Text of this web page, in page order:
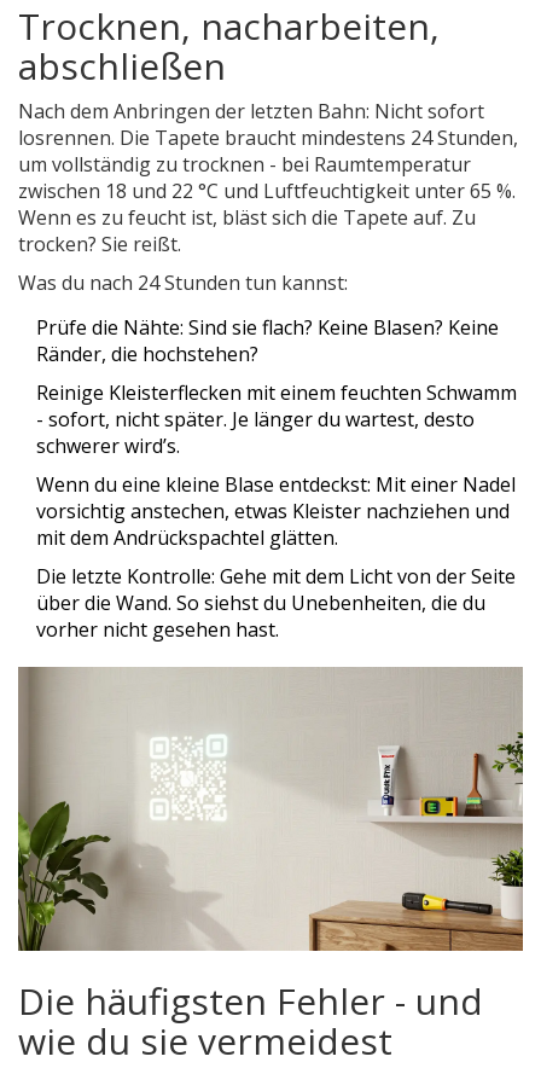
Trocknen, nacharbeiten,
abschließen
Nach dem Anbringen der letzten Bahn: Nicht sofort
losrennen. Die Tapete braucht mindestens 24 Stunden,
um vollständig zu trocknen - bei Raumtemperatur
zwischen 18 und 22 °C und Luftfeuchtigkeit unter 65 %.
Wenn es zu feucht ist, bläst sich die Tapete auf. Zu
trocken? Sie reißt.
Was du nach 24 Stunden tun kannst:
Prüfe die Nähte: Sind sie flach? Keine Blasen? Keine
Ränder, die hochstehen?
Reinige Kleisterflecken mit einem feuchten Schwamm
- sofort, nicht später. Je länger du wartest, desto
schwerer wird’s.
Wenn du eine kleine Blase entdeckst: Mit einer Nadel
vorsichtig anstechen, etwas Kleister nachziehen und
mit dem Andrückspachtel glätten.
Die letzte Kontrolle: Gehe mit dem Licht von der Seite
über die Wand. So siehst du Unebenheiten, die du
vorher nicht gesehen hast.
Die häufigsten Fehler - und
wie du sie vermeidest